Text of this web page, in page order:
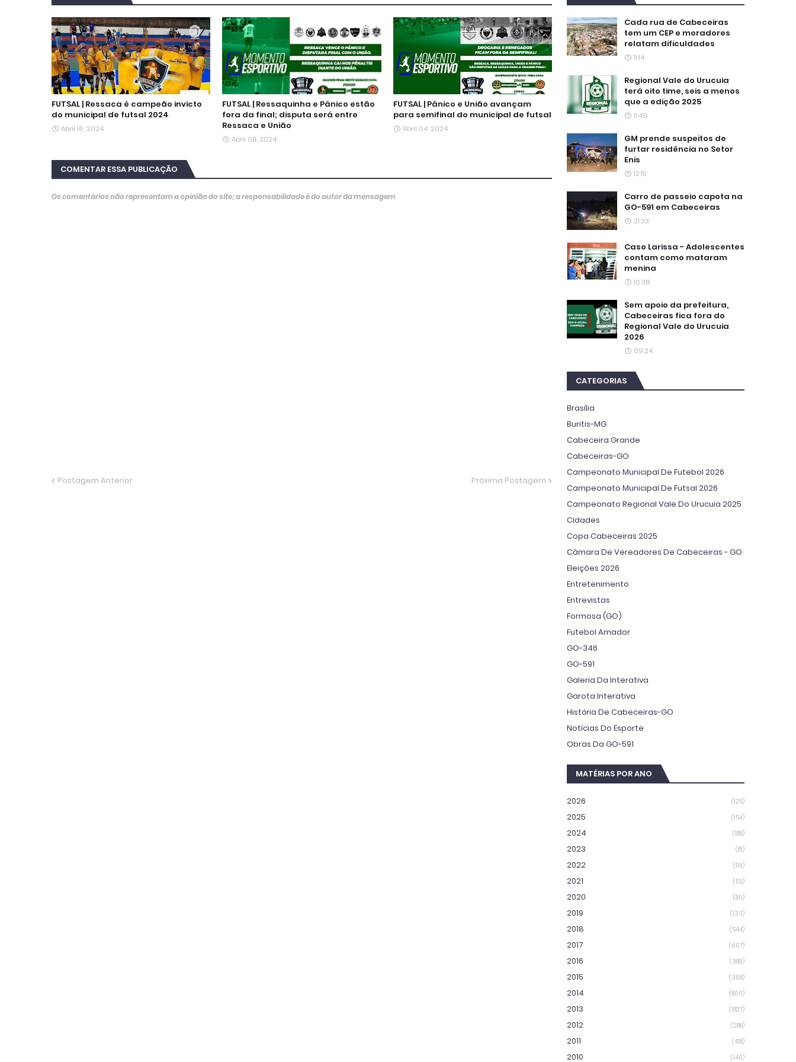
o
k
e
A
p
r
m
n
e
r
d
n
FUTSAL | Ressaca é campeão invicto
do municipal de futsal 2024
Abril 16, 2024
FUTSAL | Ressaquinha e Pânico estão
fora da final; disputa será entre
Ressaca e União
Abril 08, 2024
FUTSAL | Pânico e União avançam
para semifinal do municipal de futsal
Abril 04, 2024
COMENTAR ESSA PUBLICAÇÃO
Os comentários não representam a opinião do site; a responsabilidade é do autor da mensagem
Postagem Anterior Próxima Postagem
Cada rua de Cabeceiras
tem um CEP e moradores
relatam dificuldades
11:14
Regional Vale do Urucuia
terá oito time, seis a menos
que a edição 2025
11:49
GM prende suspeitos de
furtar residência no Setor
Enis
12:15
Carro de passeio capota na
GO-591 em Cabeceiras
21:33
Caso Larissa - Adolescentes
contam como mataram
menina
10:38
Sem apoio da prefeitura,
Cabeceiras fica fora do
Regional Vale do Urucuia
2026
09:24
CATEGORIAS
Brasília
Buritis-MG
Cabeceira Grande
Cabeceiras-GO
Campeonato Municipal De Futebol 2026
Campeonato Municipal De Futsal 2026
Campeonato Regional Vale Do Urucuia 2025
Cidades
Copa Cabeceiras 2025
Câmara De Vereadores De Cabeceiras - GO
Eleições 2026
Entretenimento
Entrevistas
Formosa (GO)
Futebol Amador
GO-346
GO-591
Galeria Da Interativa
Garota Interativa
História De Cabeceiras-GO
Notícias Do Esporte
Obras Da GO-591
MATÉRIAS POR ANO
2026 (125)
2025 (154)
2024 (188)
2023 (81)
2022 (99)
2021 (55)
2020 (80)
2019 (133)
2018 (544)
2017 (607)
2016 (389)
2015 (368)
2014 (800)
2013 (1827)
2012 (288)
2011 (418)
2010 (146)